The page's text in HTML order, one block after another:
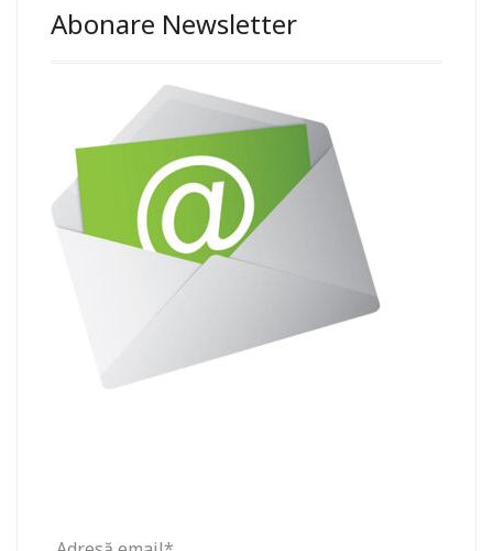
Abonare Newsletter